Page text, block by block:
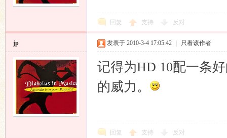
回复 支持 反对
jp 发表于 2010-3-4 17:05:42 只看该作者
记得为HD 10配一条
的威力。
回复 支持 反对